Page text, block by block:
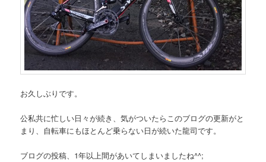
お久しぶりです。
公私共に忙しい日々が続き、気がついたらこのブログの更新がと
まり、自転車にもほとんど乗らない日が続いた龍司です。
ブログの投稿、1年以上間があいてしまいましたね^^;